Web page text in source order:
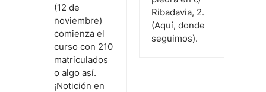
(12 de
noviembre)
comienza el
curso con 210
matriculados
o algo así.
¡Notición en
Ribadavia, 2.
(Aquí, donde
seguimos).